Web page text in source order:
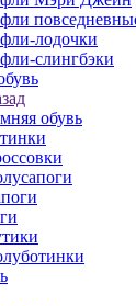
лодочки
слингбэки
обувь